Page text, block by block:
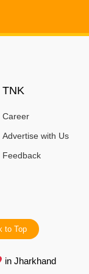
TNK
Career
Advertise with Us
Feedback
to Top
in Jharkhand